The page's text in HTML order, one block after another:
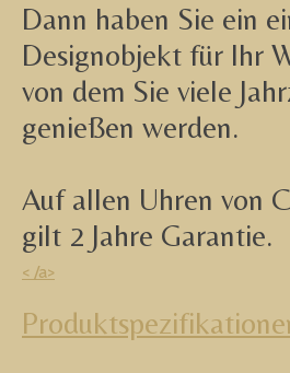
Dann haben Sie ein
Designobjekt für Ihr
von dem Sie viele
genießen werden.
Auf allen Uhren von
gilt 2 Jahre Garantie.
< /a>